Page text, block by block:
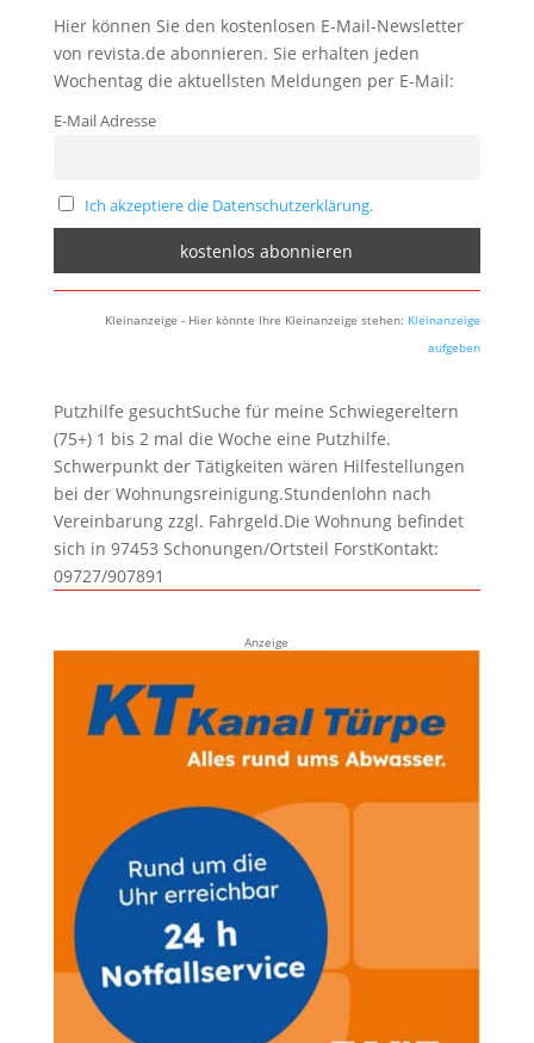
Hier können Sie den kostenlosen E-Mail-Newsletter
von revista.de abonnieren. Sie erhalten jeden
Wochentag die aktuellsten Meldungen per E-Mail:
E-Mail Adresse
Ich akzeptiere die Datenschutzerklärung.
Kleinanzeige - Hier könnte Ihre Kleinanzeige stehen: Kleinanzeige
aufgeben
Putzhilfe gesuchtSuche für meine Schwiegereltern
(75+) 1 bis 2 mal die Woche eine Putzhilfe.
Schwerpunkt der Tätigkeiten wären Hilfestellungen
bei der Wohnungsreinigung.Stundenlohn nach
Vereinbarung zzgl. Fahrgeld.Die Wohnung befindet
sich in 97453 Schonungen/Ortsteil ForstKontakt:
09727/907891
Anzeige